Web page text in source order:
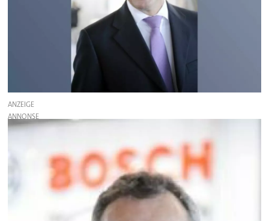
ANZEIGE